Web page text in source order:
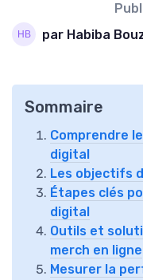
par Habiba
Sommaire
Comprendre
digital
Les objectifs
Étapes clés
digital
Outils et
merch en ligne
Mesurer la